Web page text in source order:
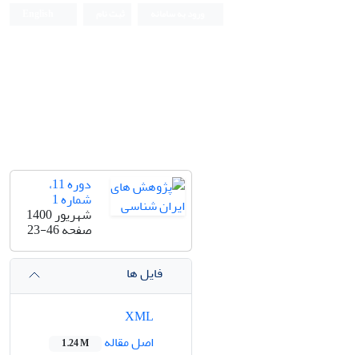
دوره 11،
شماره 1
شهریور 1400
صفحه23-46
فایل ها
اصل مقاله
1.24 M